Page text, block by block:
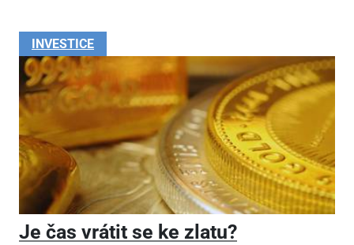
INVESTICE
Je čas vrátit se ke zlatu?